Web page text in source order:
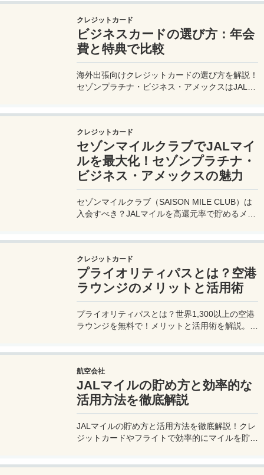
クレジットカード
ビジネスカードの選び方：年会
費と特典で比較
海外出張向けクレジットカードの選び方を解説！
セゾンプラチナ・ビジネス・アメックスはJALマ
クレジットカード
セゾンマイルクラブでJALマイ
ルを最大化！セゾンプラチナ・
ビジネス・アメックスの魅力
セゾンマイルクラブ（SAISON MILE CLUB）は
入会すべき？JALマイルを高還元率で貯めるメリ
クレジットカード
プライオリティパスとは？空港
ラウンジのメリットと活用術
プライオリティパスとは？世界1,300以上の空港
ラウンジを無料で！メリットと活用術を解説。セ
航空会社
JALマイルの貯め方と効率的な
活用方法を徹底解説
JALマイルの貯め方と活用方法を徹底解説！クレ
ジットカードやフライトで効率的にマイルを貯